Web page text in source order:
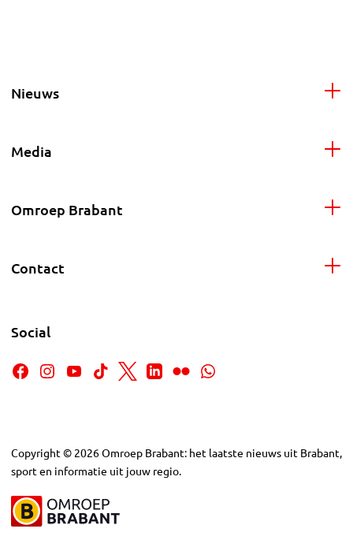
Nieuws
Media
Omroep Brabant
Contact
Social
Copyright © 2026Omroep Brabant: het laatste nieuws uit Brabant,
sport en informatie uit jouw regio.